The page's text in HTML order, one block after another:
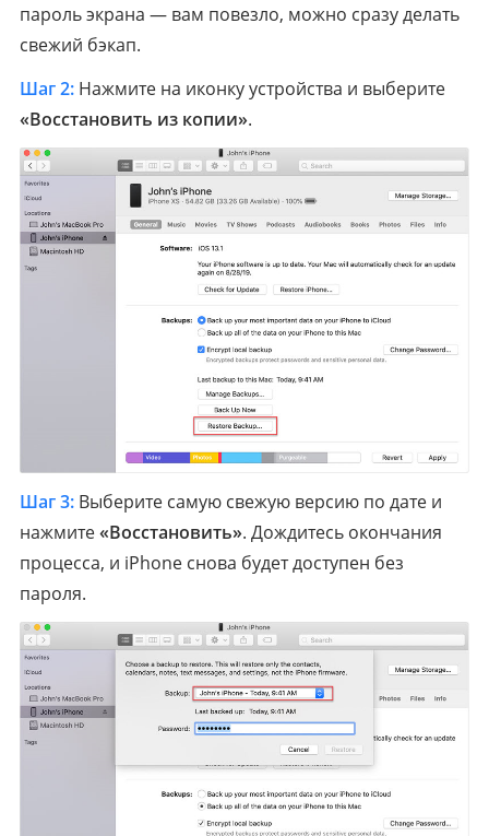
пароль экрана — вам повезло, можно сразу делать
свежий бэкап.
Шаг 2: Нажмите на иконку устройства и выберите
«Восстановить из копии».
Шаг 3: Выберите самую свежую версию по дате и
нажмите«Восстановить». Дождитесь окончания
процесса, и iPhone снова будет доступен без
пароля.